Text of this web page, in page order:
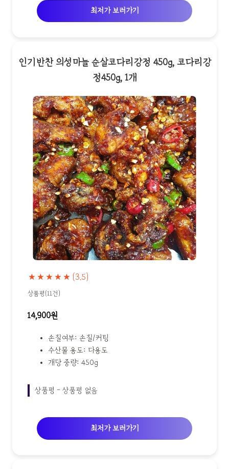
최저가 보러가기
인기반찬 의성마늘 순살코다리강정 450g, 코다리강
정450g, 1개
★★★★★ (3.5)
상품평(11건)
14,900원
손질여부: 손질/커팅
수산물 용도: 다용도
개당 중량: 450g
상품평 - 상품평 없음
최저가 보러가기